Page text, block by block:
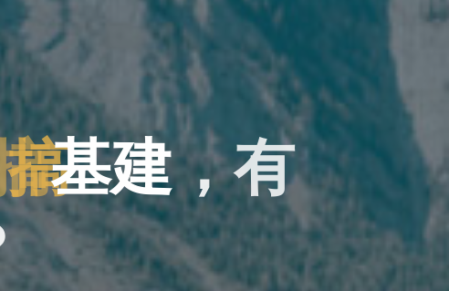
基建 建
，有